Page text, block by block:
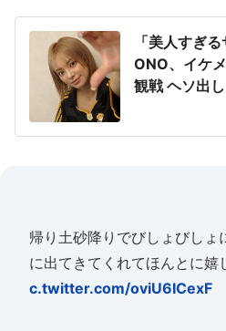
「美人すぎ
ONO、イケ
観戦 ヘソ出
帰り土砂降りでびしょびしょ
に出てきてくれてほんとに嬉
c.twitter.com/oviU6ICexF